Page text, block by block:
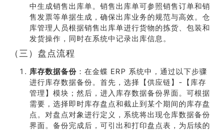
中生成销售出库单。销售出库单可参照销售订单和销
售发票等单据生成，确保出库业务的规范与高效。仓
库管理人员根据销售出库单进行货物的拣货、包装和
发货操作，同时在系统中记录出库信息。
（三）盘点流程
库存数据备份 ：在金蝶 ERP 系统中，通过以下步骤
进行库存数据备份。首先，选择【供应链】-【库存
管理】模块；然后，进入库存数据备份界面。可根据
需要，选择即时库存盘点和截止到某个期间的库存盘
点。对盘点对象进行定义，系统将出现仓库数据备份
界面。备份完成后，可引出和打印盘点表，为后续的